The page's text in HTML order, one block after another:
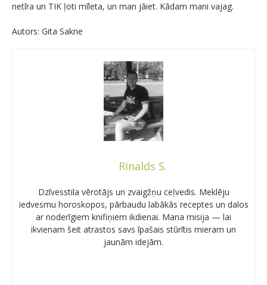
netīra un TIK ļoti mīleta, un man jāiet. Kādam mani vajag.
Autors: Gita Sakne
Rinalds S.
Dzīvesstila vērotājs un zvaigžņu ceļvedis. Meklēju
iedvesmu horoskopos, pārbaudu labākās receptes un dalos
ar noderīgiem knifiņiem ikdienai. Mana misija — lai
ikvienam šeit atrastos savs īpašais stūrītis mieram un
jaunām idejām.